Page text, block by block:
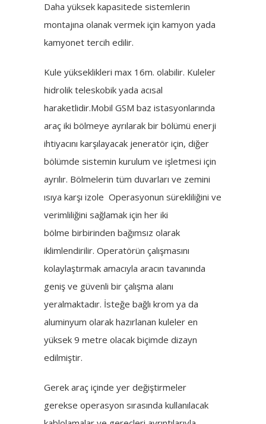
Daha yüksek kapasitede sistemlerin
montajına olanak vermek için kamyon yada
kamyonet tercih edilir.
Kule yükseklikleri max 16m. olabilir. Kuleler
hidrolik teleskobik yada acısal
haraketlidir.Mobil GSM baz istasyonlarında
araç iki bölmeye ayrılarak bir bölümü enerji
ihtiyacını karşılayacak jeneratör için, diğer
bölümde sistemin kurulum ve işletmesi için
ayrılır. Bölmelerin tüm duvarları ve zemini
ısıya karşı izole Operasyonun sürekliliğini ve
verimliliğini sağlamak için her iki
bölme birbirinden bağımsız olarak
iklimlendirilir. Operatörün çalışmasını
kolaylaştırmak amacıyla aracın tavanında
geniş ve güvenli bir çalışma alanı
yeralmaktadır. İsteğe bağlı krom ya da
aluminyum olarak hazırlanan kuleler en
yüksek 9 metre olacak biçimde dizayn
edilmiştir.
Gerek araç içinde yer değiştirmeler
gerekse operasyon sırasında kullanılacak